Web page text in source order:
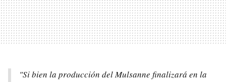
"Si bien la producción del Mulsanne finalizará en la